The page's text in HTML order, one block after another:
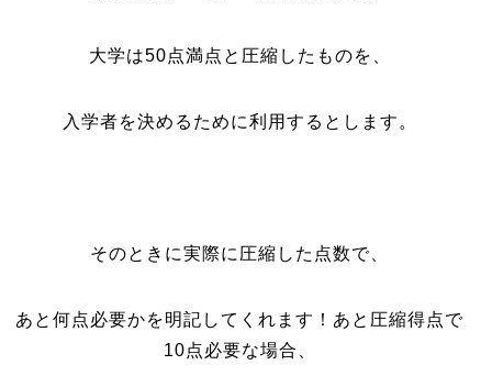
大学は50点満点と圧縮したものを、
入学者を決めるために利用するとします。
そのときに実際に圧縮した点数で、
あと何点必要かを明記してくれます！あと圧縮得点で
10点必要な場合、